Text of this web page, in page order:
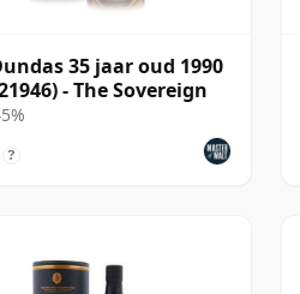
35 jaar oud 1990
- The Sovereign
?